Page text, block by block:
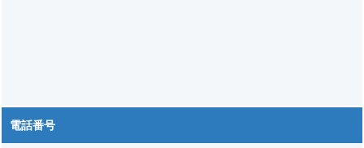
電話番号